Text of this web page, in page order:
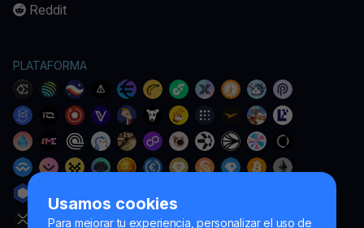
Usamos cookies
Para mejorar tu experiencia, personalizar el uso de
Reddit
PLATAFORMA